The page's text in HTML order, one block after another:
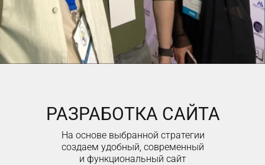
РАЗРАБОТКА САЙТА
На основе выбранной стратегии
создаем удобный, современный
и функциональный сайт